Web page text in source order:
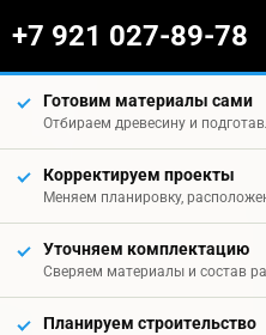
+7 921 027-89-78
Готовим материалы сами
Отбираем древесину и
Корректируем проекты
Меняем планировку,
Уточняем комплектацию
Сверяем материалы и состав
Планируем строительство